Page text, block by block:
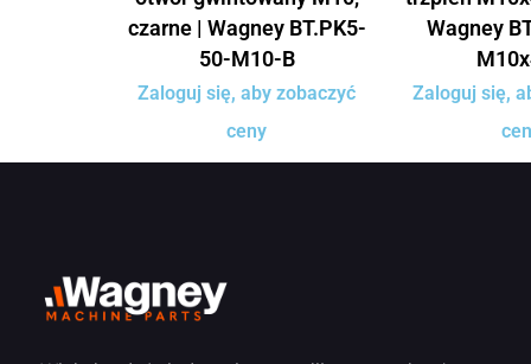
czarne | Wagney BT.PK5-
50-M10-B
Zaloguj się, aby zobaczyć
ceny
Wagney
Zaloguj się,